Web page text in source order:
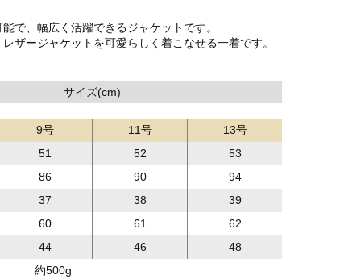
で、幅広く活躍できるジャケットです。
ザージャケットを可愛らしく着こなせる一着です。
サイズ(cm)
9号 11号
13号
51 52
53
86 90
94
37 38
39
60 61
62
44 46
48
約500g